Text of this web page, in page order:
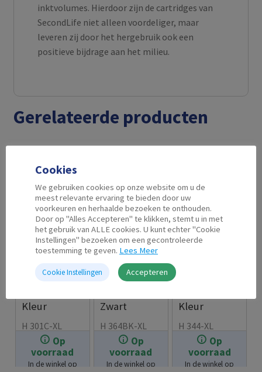
inktvolumes. Hierdoor zijn de cartridges van
SecondLife niet alleen voordeliger, maar
leveren zij door het hergebruik ook een
positieve bijdrage aan het milieu.
Gerelateerde producten
Op
voorraad
In de winkel op
Kleur
23.99
H 301C-XL
Op
voorraad
In de winkel op
Second Life
Zwart
7.99
H 364BK-XL
Op
voorraad
In de winkel op
Kleur
19.99
H 344-XL
Cookies
We gebruiken cookies op onze website om u de
meest relevante ervaring te bieden door uw
voorkeuren en herhaalde bezoeken te onthouden.
Door op "Alles Accepteren" te klikken, stemt u in met
het gebruik van ALLE cookies. U kunt echter "Cookie
Instellingen" bezoeken om een gecontroleerde
toestemming te geven. Lees Meer
Cookie Instellingen Accepteren